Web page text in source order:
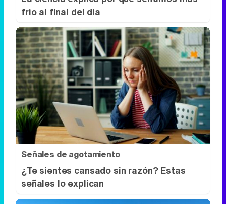
frío al final del día
Señales de agotamiento
¿Te sientes cansado sin razón? Estas
señales lo explican